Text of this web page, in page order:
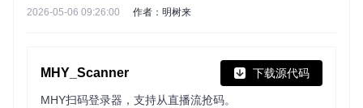
2026-05-06 09:26:00 作者：明树来
MHY_Scanner 下载源代码
MHY扫码登录器，支持从直播流抢码。